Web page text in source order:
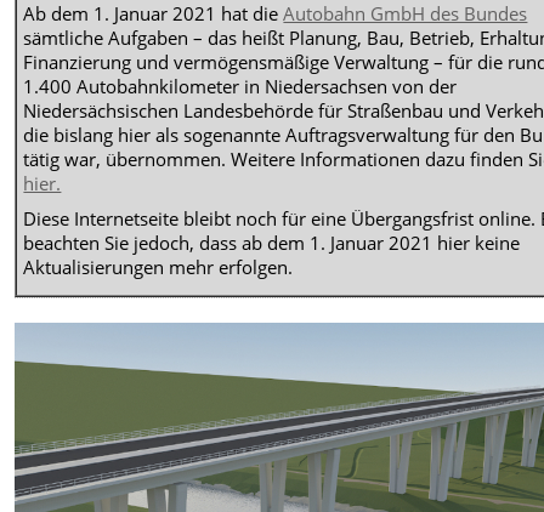
Ab dem 1. Januar 2021 hat dieAutobahn GmbH des Bundes
sämtliche Aufgaben – das heißt Planung, Bau, Betrieb,
Finanzierung und vermögensmäßige Verwaltung – für die
1.400 Autobahnkilometer in Niedersachsen von der
Niedersächsischen Landesbehörde für Straßenbau und
die bislang hier als sogenannte Auftragsverwaltung für den
tätig war, übernommen. Weitere Informationen dazu finden
hier.
Diese Internetseite bleibt noch für eine Übergangsfrist online.
beachten Sie jedoch, dass ab dem 1. Januar 2021 hier keine
Aktualisierungen mehr erfolgen.